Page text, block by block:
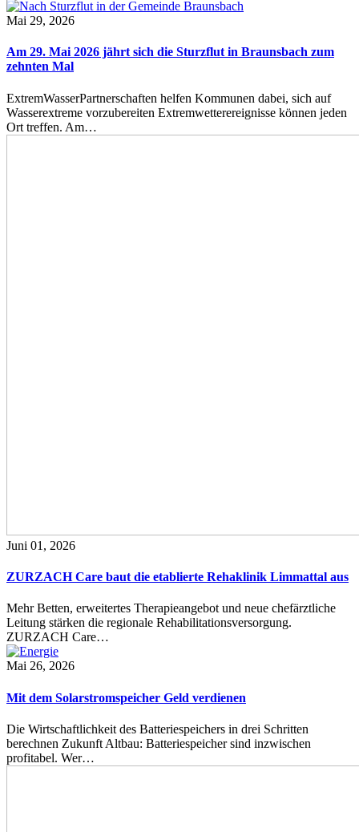
Mai 29, 2026
Am 29. Mai 2026 jährt sich die Sturzflut in Braunsbach zum
zehnten Mal
ExtremWasserPartnerschaften helfen Kommunen dabei, sich auf
Wasserextreme vorzubereiten Extremwetterereignisse können jeden
Ort treffen. Am…
Juni 01, 2026
ZURZACH Care baut die etablierte Rehaklinik Limmattal aus
Mehr Betten, erweitertes Therapieangebot und neue chefärztliche
Leitung stärken die regionale Rehabilitationsversorgung.
ZURZACH Care…
Mai 26, 2026
Mit dem Solarstromspeicher Geld verdienen
Die Wirtschaftlichkeit des Batteriespeichers in drei Schritten
berechnen Zukunft Altbau: Batteriespeicher sind inzwischen
profitabel. Wer…